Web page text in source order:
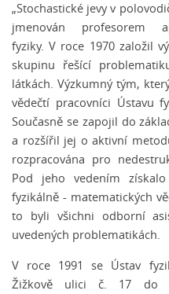
„Stochastické jevy v
jmenován profesorem
fyziky. V roce 1970 založil
skupinu řešící
látkách. Výzkumný tým,
vědečtí pracovníci Ústavu
Současně se zapojil do
a rozšířil jej o aktivní
rozpracována pro
Pod jeho vedením
fyzikálně - matematických
to byli všichni odborní
uvedených problematikách.
V roce 1991 se Ústav
Žižkově ulici č. 17 do